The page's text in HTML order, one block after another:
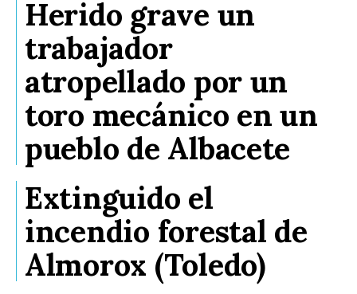
Herido grave un
trabajador
atropellado por un
toro mecánico en un
pueblo de Albacete
Extinguido el
incendio forestal de
Almorox (Toledo)